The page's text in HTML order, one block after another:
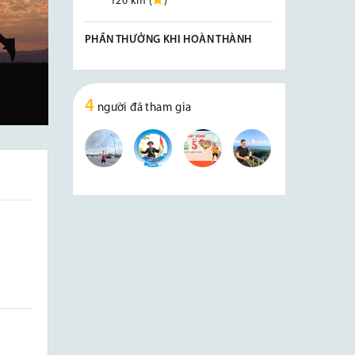
PHẦN THƯỞNG KHI HOÀN THÀNH
4 người đã tham gia